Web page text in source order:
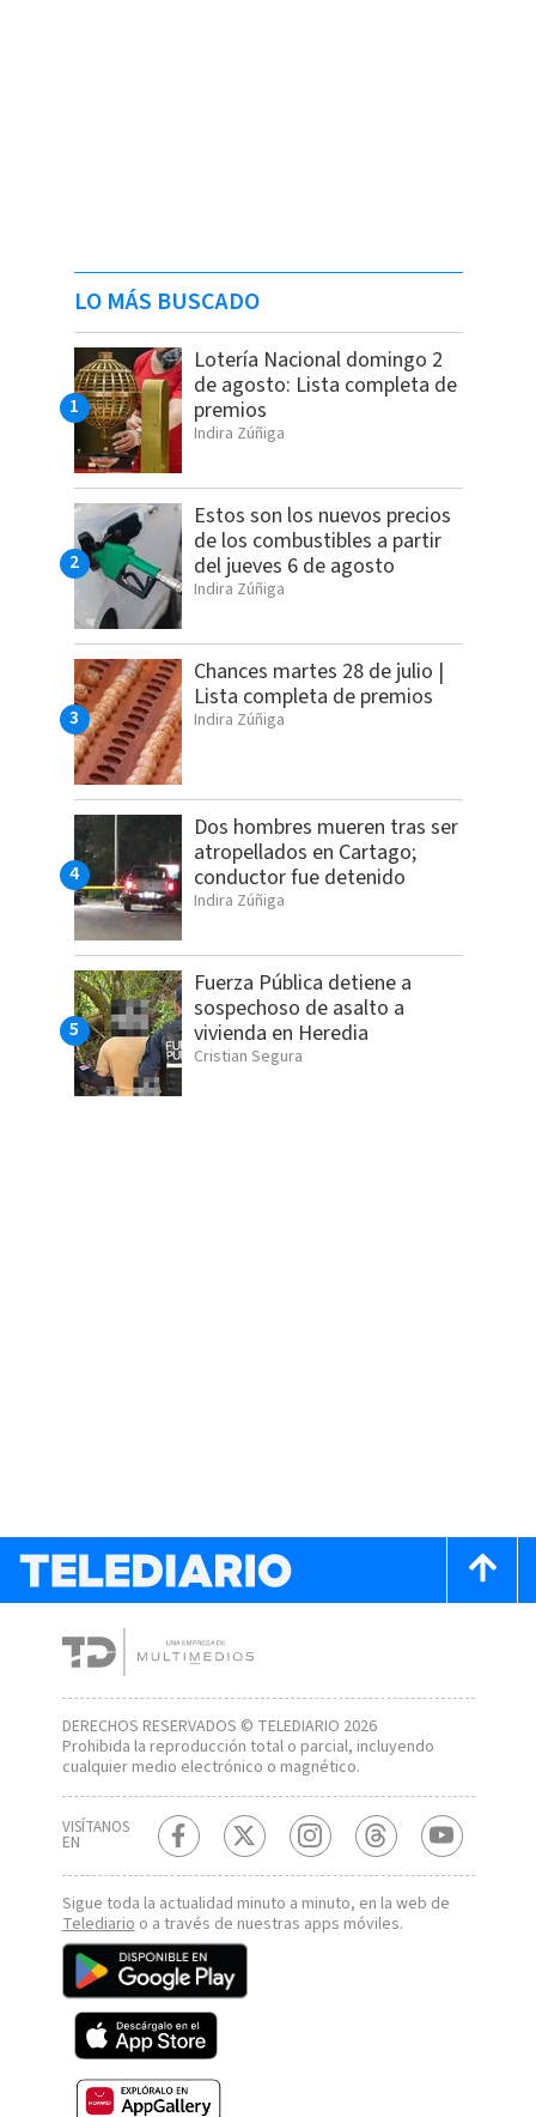
LO MÁS BUSCADO
Lotería Nacional domingo 2
de agosto: Lista completa de
premios
Indira Zúñiga
Estos son los nuevos precios
de los combustibles a partir
del jueves 6 de agosto
Indira Zúñiga
Chances martes 28 de julio |
Lista completa de premios
Indira Zúñiga
Dos hombres mueren tras ser
atropellados en Cartago;
conductor fue detenido
Indira Zúñiga
Fuerza Pública detiene a
sospechoso de asalto a
vivienda en Heredia
Cristian Segura
DERECHOS RESERVADOS © TELEDIARIO 2026
Prohibida la reproducción total o parcial, incluyendo
cualquier medio electrónico o magnético.
VISÍTANOS
EN
Sigue toda la actualidad minuto a minuto, en la web de
Telediario o a través de nuestras apps móviles.